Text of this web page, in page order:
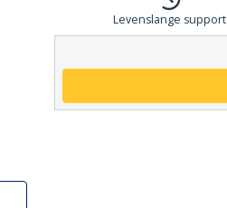
Levenslange support